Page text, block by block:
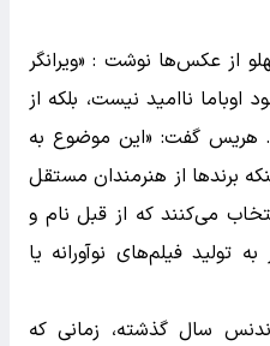
از عکس‌ها نوشت : «ویرانگر
ناامید نیست، بلکه از
هریس گفت: «این موضوع به
برندها از هنرمندان مستقل
می‌کنند که از قبل نام و
تولید فیلم‌های نوآورانه یا
سال گذشته، زمانی که